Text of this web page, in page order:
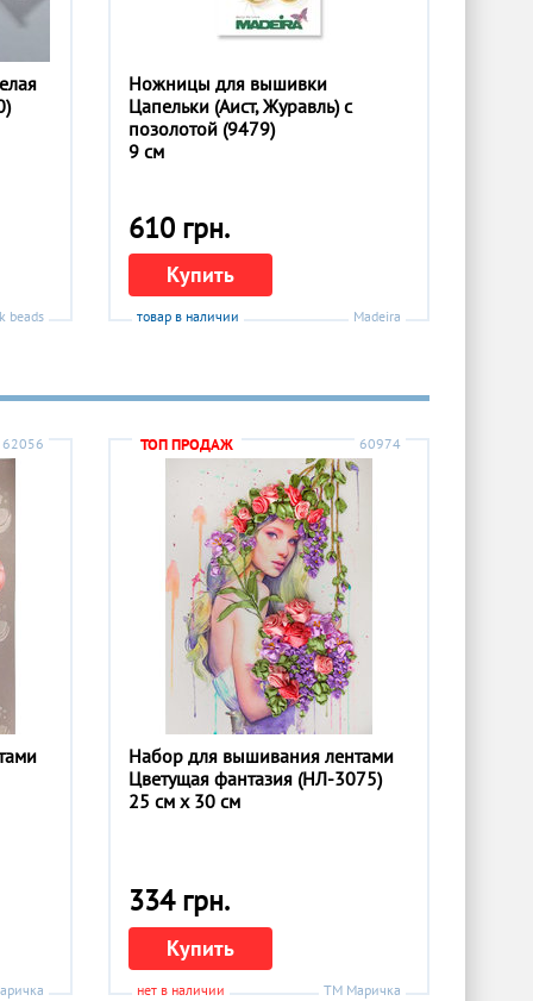
beads
Ножницы для вышивки
Цапельки (Аист, Журавль) с
позолотой (9479)
9 см
610 грн.
Купить
товар в наличии Madeira
62056 ТОП ПРОДАЖ 60974
Набор для вышивания лентами
Цветущая фантазия (НЛ-3075)
25 см x 30 см
334 грн.
Купить
нет в наличии ТМ Маричка